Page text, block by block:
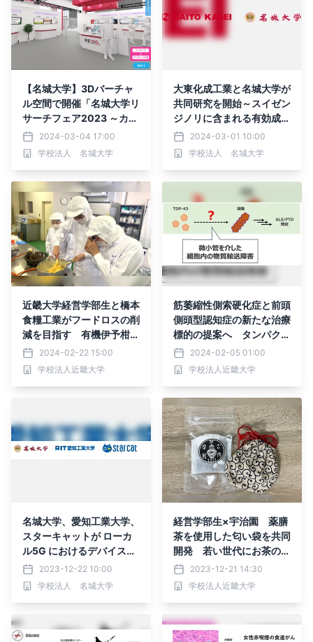
【名城大学】3Dバーチャ
ル空間で開催「名城大学リ
サーチフェア2023 ～カー
ボンニュートラル実現への
道のり～」
2024-03-04 17:00
学校法人 名城大学
大東化成工業と名城大学が
共同研究を開始～スイゼン
ジノリに含まれる有効成分
の解明と化粧品原料への応
用～
2024-03-01 10:00
学校法人 名城大学
近畿大学経営学部生と橋本
食糧工業がフードロスの削
減を目指す 有機伊予柑を
使用した和菓子を販売
2024-02-22 15:00
学校法人近畿大学
筋萎縮性側索硬化症と前頭
側頭型認知症の新たな治療
標的の提案へ タンパク質
が異常に凝集するメカニズ
ムを解明
2024-02-05 01:00
学校法人近畿大学
名城大学、愛知工業大学、
スターキャットが ローカ
ル5G におけるデバイス間
シームレス接続技術に関す
る 共同研究を開始
2023-12-22 10:00
学校法人 名城大学
経営学部生×宇治園 薬膳
茶を使用した匂い袋を共同
開発 若い世代にお茶の魅
力を伝える販売イベントを
実施
2023-12-21 14:30
学校法人近畿大学